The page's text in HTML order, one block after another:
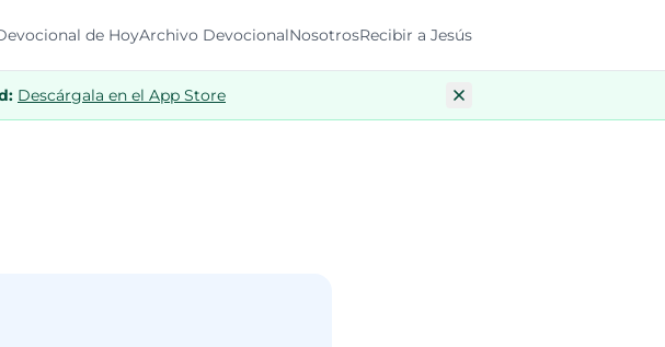
de HoyArchivo DevocionalNosotrosRecibir a Jesús
Descárgala en el App Store